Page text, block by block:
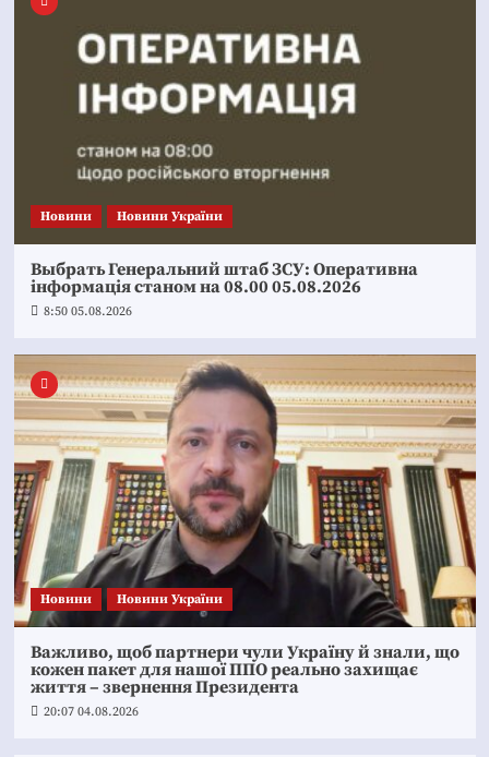
Новини Новини України
Выбрать Генеральний штаб ЗСУ: Оперативна
інформація станом на 08.00 05.08.2026
8:50 05.08.2026
Новини Новини України
Важливо, щоб партнери чули Україну й знали, що
кожен пакет для нашої ППО реально захищає
життя – звернення Президента
20:07 04.08.2026